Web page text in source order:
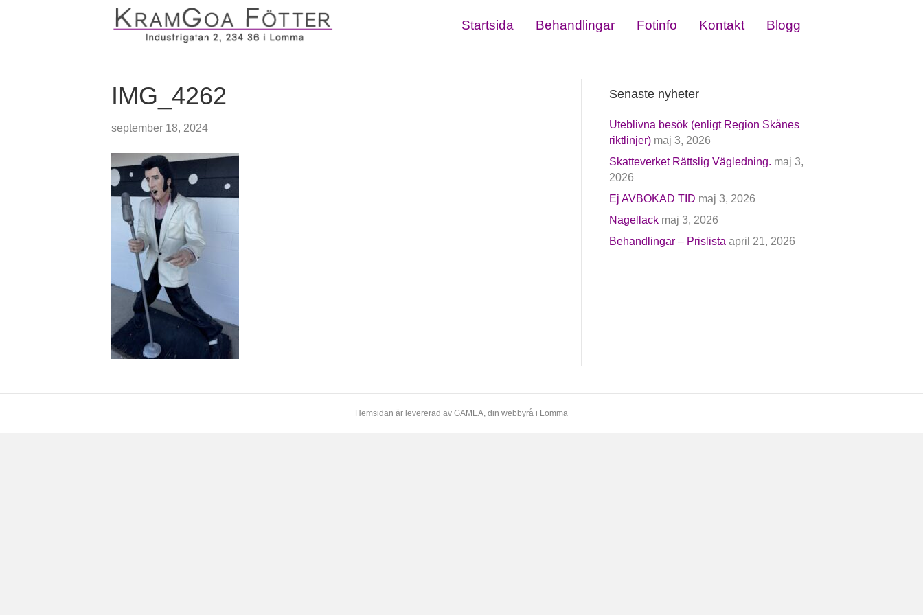
Startsida Behandlingar Fotinfo Kontakt Blogg
IMG_4262
september 18, 2024
Senaste nyheter
Uteblivna besök (enligt Region Skånes
riktlinjer) maj 3, 2026
Skatteverket Rättslig Vägledning. maj 3,
2026
Ej AVBOKAD TID maj 3, 2026
Nagellack maj 3, 2026
Behandlingar – Prislista april 21, 2026
Hemsidan är levererad av GAMEA, din webbyrå i Lomma